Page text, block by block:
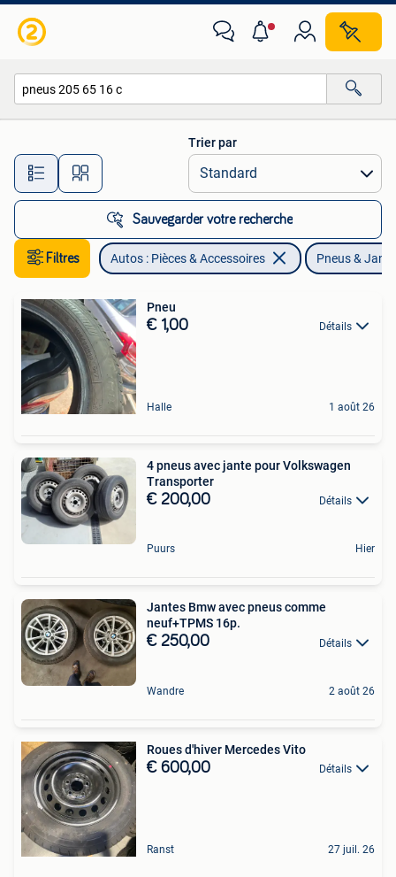
Toutes les distances…
Trier par
Sauvegarder votre recherche
Filtres Autos : Pièces & Accessoires Pneus &
Pneu
€ 1,00 Détails
Halle 1 août 26
4 pneus avec jante pour Volkswagen
Transporter
€ 200,00 Détails
Puurs Hier
Jantes Bmw avec pneus comme
neuf+TPMS 16p.
€ 250,00 Détails
Wandre 2 août 26
Roues d'hiver Mercedes Vito
€ 600,00 Détails
Ranst 27 juil. 26